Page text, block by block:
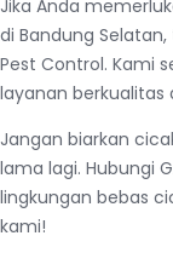
Jika Anda
di Bandung
Pest Control. Kami
layanan berkualitas
Jangan biarkan
lama lagi. Hubungi
lingkungan bebas
kami!